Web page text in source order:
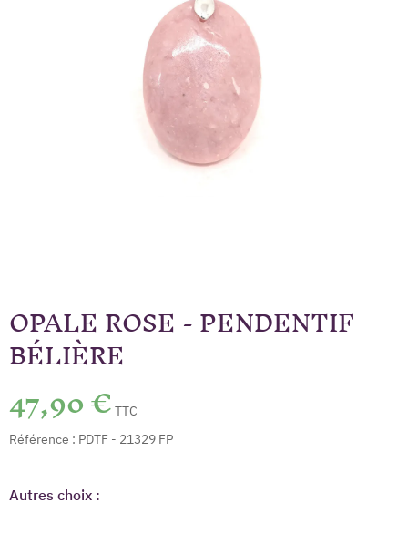
OPALE ROSE - PENDENTIF
BÉLIÈRE
47,90 € TTC
Référence : PDTF - 21329 FP
Autres choix :